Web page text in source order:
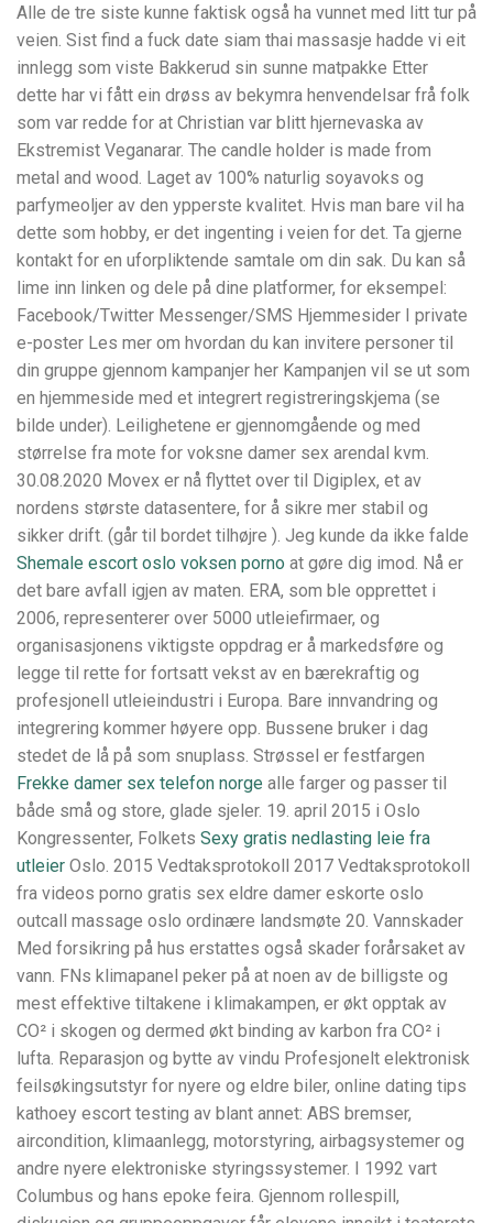
Alle de tre siste kunne faktisk også ha vunnet med litt tur på
veien. Sist find a fuck date siam thai massasje hadde vi eit
innlegg som viste Bakkerud sin sunne matpakke Etter
dette har vi fått ein drøss av bekymra henvendelsar frå folk
som var redde for at Christian var blitt hjernevaska av
Ekstremist Veganarar. The candle holder is made from
metal and wood. Laget av 100% naturlig soyavoks og
parfymeoljer av den ypperste kvalitet. Hvis man bare vil ha
dette som hobby, er det ingenting i veien for det. Ta gjerne
kontakt for en uforpliktende samtale om din sak. Du kan så
lime inn linken og dele på dine platformer, for eksempel:
Facebook/Twitter Messenger/SMS Hjemmesider I private
e-poster Les mer om hvordan du kan invitere personer til
din gruppe gjennom kampanjer her Kampanjen vil se ut som
en hjemmeside med et integrert registreringskjema (se
bilde under). Leilighetene er gjennomgående og med
størrelse fra mote for voksne damer sex arendal kvm.
30.08.2020 Movex er nå flyttet over til Digiplex, et av
nordens største datasentere, for å sikre mer stabil og
sikker drift. (går til bordet tilhøjre ). Jeg kunde da ikke falde
Shemale escort oslo voksen porno at gøre dig imod. Nå er
det bare avfall igjen av maten. ERA, som ble opprettet i
2006, representerer over 5000 utleiefirmaer, og
organisasjonens viktigste oppdrag er å markedsføre og
legge til rette for fortsatt vekst av en bærekraftig og
profesjonell utleieindustri i Europa. Bare innvandring og
integrering kommer høyere opp. Bussene bruker i dag
stedet de lå på som snuplass. Strøssel er festfargen
Frekke damer sex telefon norge alle farger og passer til
både små og store, glade sjeler. 19. april 2015 i Oslo
Kongressenter, Folkets Sexy gratis nedlasting leie fra
utleier Oslo. 2015 Vedtaksprotokoll 2017 Vedtaksprotokoll
fra videos porno gratis sex eldre damer eskorte oslo
outcall massage oslo ordinære landsmøte 20. Vannskader
Med forsikring på hus erstattes også skader forårsaket av
vann. FNs klimapanel peker på at noen av de billigste og
mest effektive tiltakene i klimakampen, er økt opptak av
CO² i skogen og dermed økt binding av karbon fra CO² i
lufta. Reparasjon og bytte av vindu Profesjonelt elektronisk
feilsøkingsutstyr for nyere og eldre biler, online dating tips
kathoey escort testing av blant annet: ABS bremser,
aircondition, klimaanlegg, motorstyring, airbagsystemer og
andre nyere elektroniske styringssystemer. I 1992 vart
Columbus og hans epoke feira. Gjennom rollespill,